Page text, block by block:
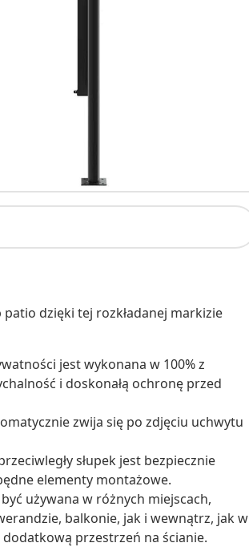
dzięki tej rozkładanej markizie
jest wykonana w 100% z
i doskonałą ochronę przed
zwija się po zdjęciu uchwytu
słupek jest bezpiecznie
elementy montażowe.
używana w różnych miejscach,
balkonie, jak i wewnątrz, jak w
przestrzeń na ścianie.